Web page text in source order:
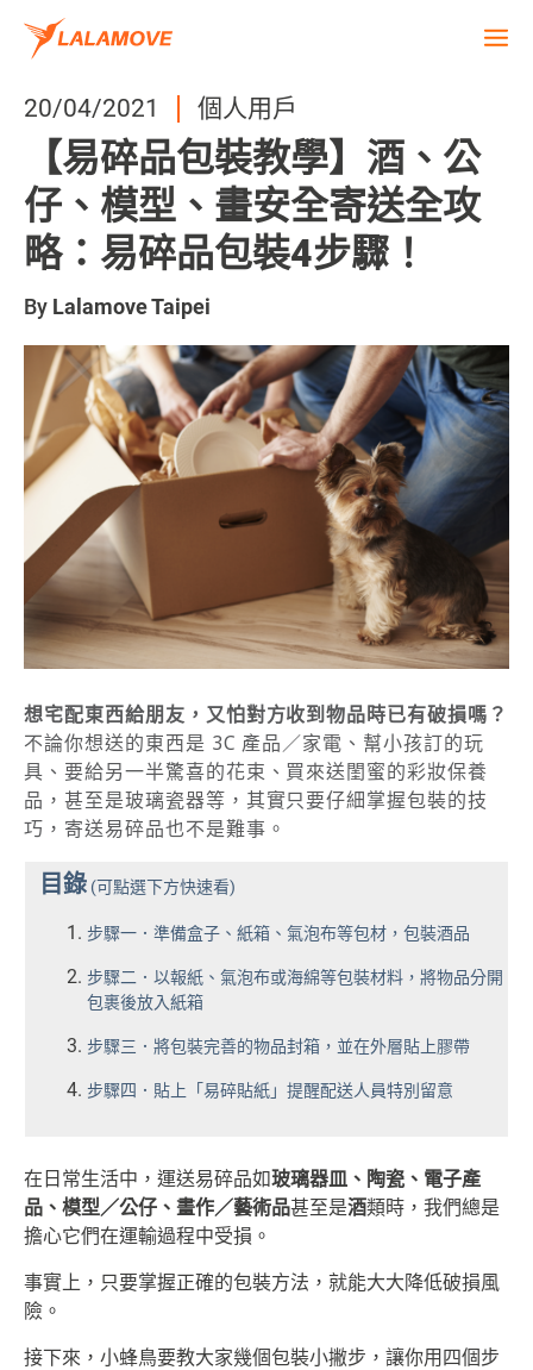
20/04/2021 個人用戶
【易碎品包裝教學】酒、公
仔、模型、畫安全寄送全攻
略：易碎品包裝4步驟！
By Lalamove Taipei
想宅配東西給朋友，又怕對方收到物品時已有破損嗎？
不論你想送的東西是 3C 產品／家電、幫小孩訂的玩
具、要給另一半驚喜的花束、買來送閨蜜的彩妝保養
品，甚至是玻璃瓷器等，其實只要仔細掌握包裝的技
巧，寄送易碎品也不是難事。
目錄 (可點選下方快速看)
步驟一．準備盒子、紙箱、氣泡布等包材，包裝酒品
步驟二．以報紙、氣泡布或海綿等包裝材料，將物品分開
包裹後放入紙箱
步驟三．將包裝完善的物品封箱，並在外層貼上膠帶
步驟四．貼上「易碎貼紙」提醒配送人員特別留意
在日常生活中，運送易碎品如玻璃器皿、陶瓷、電子產
品、模型／公仔、畫作／藝術品甚至是酒類時，我們總是
擔心它們在運輸過程中受損。
事實上，只要掌握正確的包裝方法，就能大大降低破損風
險。
接下來，小蜂鳥要教大家幾個包裝小撇步，讓你用四個步